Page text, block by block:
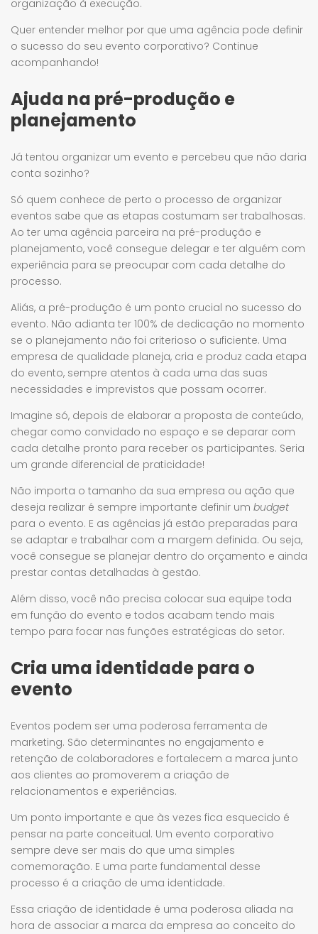
organização à execução.
Quer entender melhor por que uma agência pode definir
o sucesso do seu evento corporativo? Continue
acompanhando!
Ajuda na pré-produção e
planejamento
Já tentou organizar um evento e percebeu que não daria
conta sozinho?
Só quem conhece de perto o processo de organizar
eventos sabe que as etapas costumam ser trabalhosas.
Ao ter uma agência parceira na pré-produção e
planejamento, você consegue delegar e ter alguém com
experiência para se preocupar com cada detalhe do
processo.
Aliás, a pré-produção é um ponto crucial no sucesso do
evento. Não adianta ter 100% de dedicação no momento
se o planejamento não foi criterioso o suficiente. Uma
empresa de qualidade planeja, cria e produz cada etapa
do evento, sempre atentos à cada uma das suas
necessidades e imprevistos que possam ocorrer.
Imagine só, depois de elaborar a proposta de conteúdo,
chegar como convidado no espaço e se deparar com
cada detalhe pronto para receber os participantes. Seria
um grande diferencial de praticidade!
Não importa o tamanho da sua empresa ou ação que
deseja realizar é sempre importante definir um budget
para o evento. E as agências já estão preparadas para
se adaptar e trabalhar com a margem definida. Ou seja,
você consegue se planejar dentro do orçamento e ainda
prestar contas detalhadas à gestão.
Além disso, você não precisa colocar sua equipe toda
em função do evento e todos acabam tendo mais
tempo para focar nas funções estratégicas do setor.
Cria uma identidade para o
evento
Eventos podem ser uma poderosa ferramenta de
marketing. São determinantes no engajamento e
retenção de colaboradores e fortalecem a marca junto
aos clientes ao promoverem a criação de
relacionamentos e experiências.
Um ponto importante e que às vezes fica esquecido é
pensar na parte conceitual. Um evento corporativo
sempre deve ser mais do que uma simples
comemoração. E uma parte fundamental desse
processo é a criação de uma identidade.
Essa criação de identidade é uma poderosa aliada na
hora de associar a marca da empresa ao conceito do